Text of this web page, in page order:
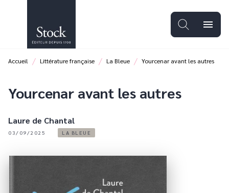
PIED DE PAGE
menu
Accueil / Littérature française / La Bleue / Yourcenar avant les autres
Yourcenar avant les autres
Laure de Chantal
03/09/2025 LA BLEUE